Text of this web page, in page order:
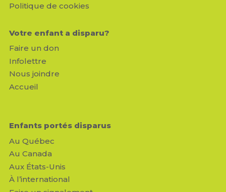
Politique de cookies
Votre enfant a disparu?
Faire un don
Infolettre
Nous joindre
Accueil
Enfants portés disparus
Au Québec
Au Canada
Aux États-Unis
À l’international